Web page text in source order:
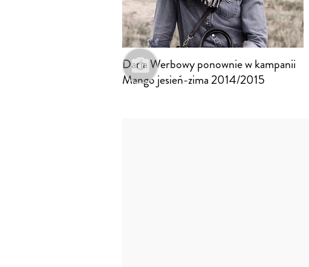
Daria Werbowy ponownie w kampanii
Mango jesień-zima 2014/2015